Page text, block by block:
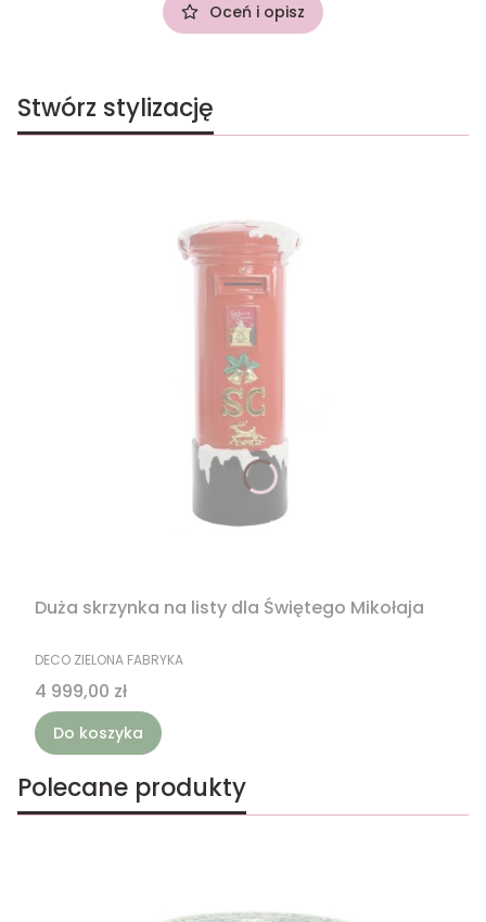
Oceń i opisz
Stwórz stylizację
Duża skrzynka na listy dla Świętego Mikołaja
PRODUCENT
DECO ZIELONA FABRYKA
Cena
4 999,00 zł
Do koszyka
Polecane produkty